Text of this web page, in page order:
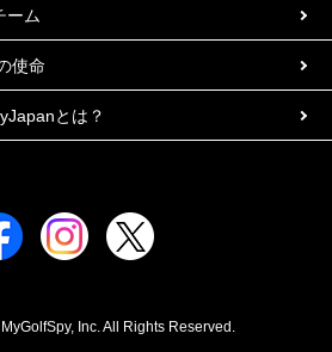
ーム
使命
とは？
Inc. All Rights Reserved.